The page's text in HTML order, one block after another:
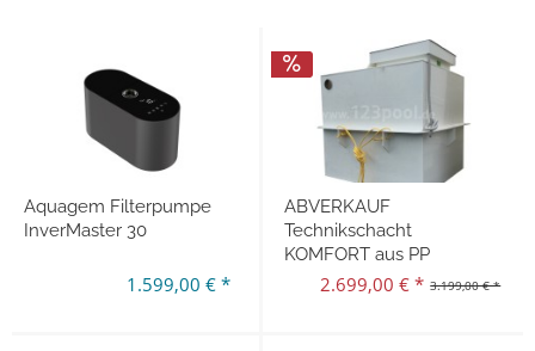
Aquagem Filterpumpe
InverMaster 30
1.599,00 € *
ABVERKAUF
Technikschacht
KOMFORT aus PP
3.199,00 € *
2.699,00 € *